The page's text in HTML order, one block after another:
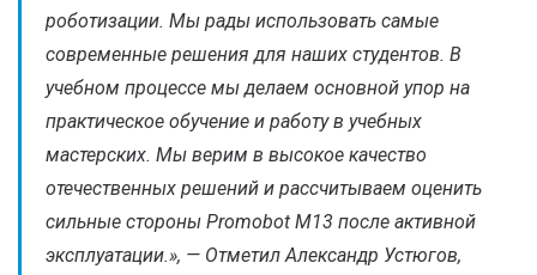
роботизации. Мы рады использовать самые
современные решения для наших студентов. В
учебном процессе мы делаем основной упор на
практическое обучение и работу в учебных
мастерских. Мы верим в высокое качество
отечественных решений и рассчитываем оценить
сильные стороны Promobot M13 после активной
эксплуатации.», — Отметил Александр Устюгов,